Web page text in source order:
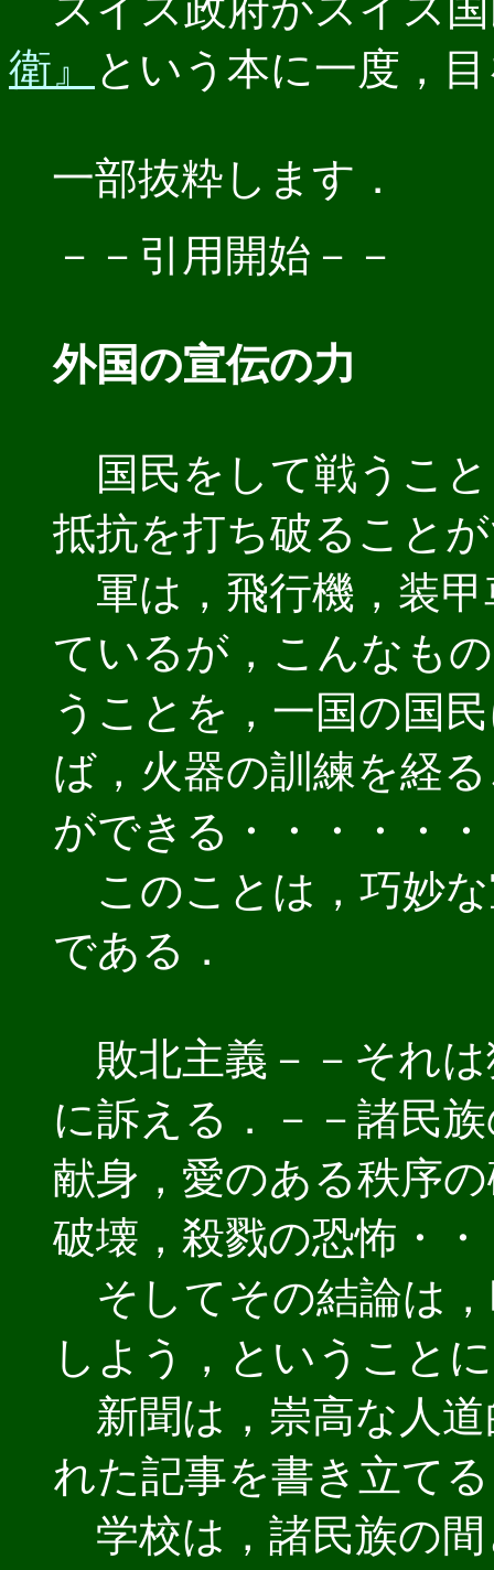
衛』
という本に一度，
一部抜粋します．
－－引用開始－－
外国の宣伝の力
国民をして戦うこ
抵抗を打ち破ること
軍は，飛行機，装甲
ているが，こんなも
うことを，一国の国
ば，火器の訓練を経
ができる・・・・・
このことは，巧妙
である．
敗北主義－－それ
に訴える．－－諸民
献身，愛のある秩序
破壊，殺戮の恐怖・
そしてその結論は
しよう，ということ
新聞は，崇高な人
れた記事を書き立て
学校は，諸民族の